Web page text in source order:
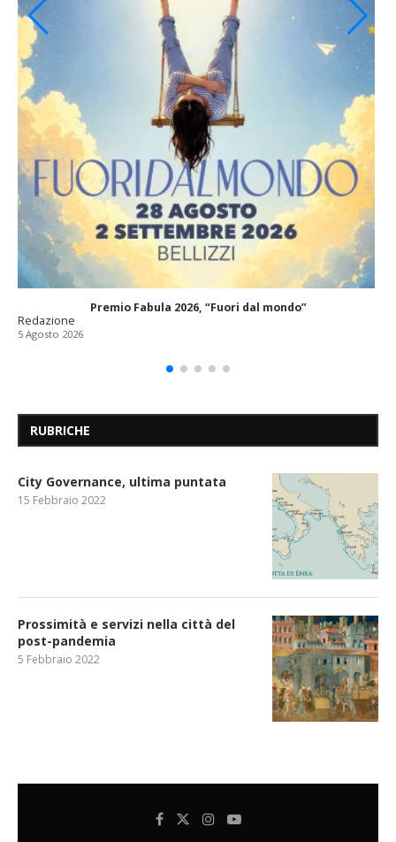
Premio Fabula 2026, “Fuori dal mondo”
Redazione
5 Agosto 2026
RUBRICHE
City Governance, ultima puntata
15 Febbraio 2022
Prossimità e servizi nella città del
post-pandemia
5 Febbraio 2022